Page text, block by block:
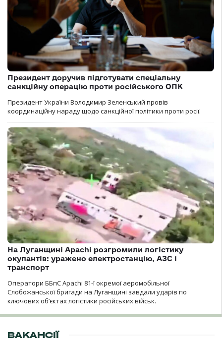
Президент доручив підготувати спеціальну
санкційну операцію проти російського ОПК
Президент України Володимир Зеленський провів
координаційну нараду щодо санкційної політики проти росії.
На Луганщині Apachi розгромили логістику
окупантів: уражено електростанцію, АЗС і
транспорт
Оператори ББпС Apachi 81-ї окремої аеромобільної
Слобожанської бригади на Луганщині завдали ударів по
ключових об’єктах логістики російських військ.
ВАКАНСІЇ